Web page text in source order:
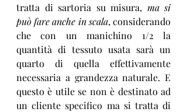
tratta di sartoria su misura, ma si
può fare anche in scala, considerando
che con un manichino 1/2 la
quantità di tessuto usata sarà un
quarto di quella effettivamente
necessaria a grandezza naturale. E
questo è utile se non è destinato ad
un cliente specifico ma si tratta di